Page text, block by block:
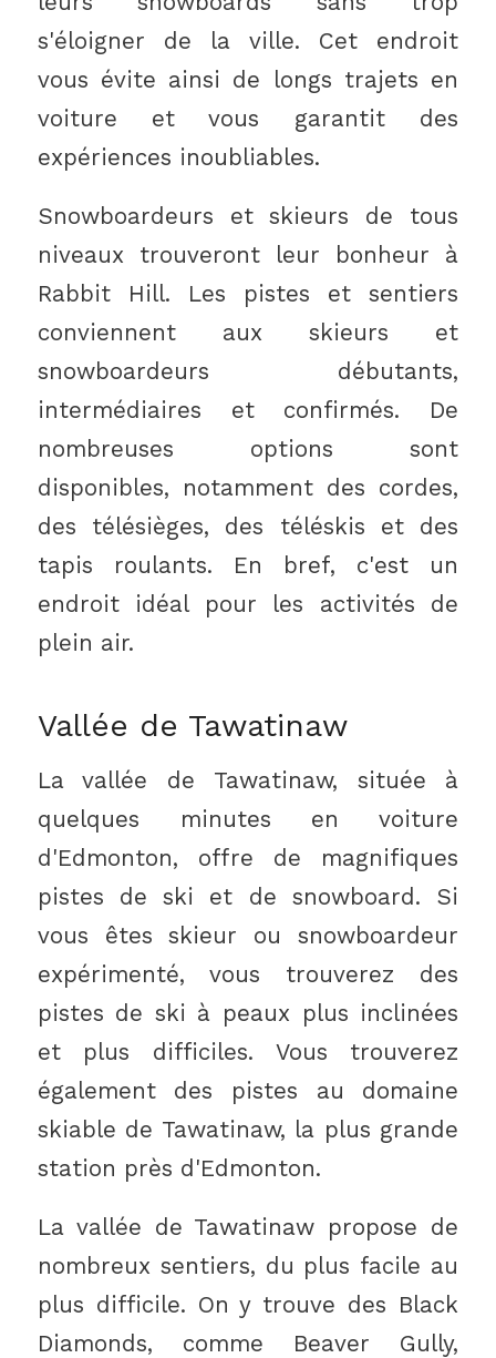
s'éloigner de la ville. Cet endroit
vous évite ainsi de longs trajets en
voiture et vous garantit des
expériences inoubliables.
Snowboardeurs et skieurs de tous
niveaux trouveront leur bonheur à
Rabbit Hill. Les pistes et sentiers
conviennent aux skieurs et
snowboardeurs débutants,
intermédiaires et confirmés. De
nombreuses options sont
disponibles, notamment des cordes,
des télésièges, des téléskis et des
tapis roulants. En bref, c'est un
endroit idéal pour les activités de
plein air.
Vallée de Tawatinaw
La vallée de Tawatinaw, située à
quelques minutes en voiture
d'Edmonton, offre de magnifiques
pistes de ski et de snowboard. Si
vous êtes skieur ou snowboardeur
expérimenté, vous trouverez des
pistes de ski à peaux plus inclinées
et plus difficiles. Vous trouverez
également des pistes au domaine
skiable de Tawatinaw, la plus grande
station près d'Edmonton.
La vallée de Tawatinaw propose de
nombreux sentiers, du plus facile au
plus difficile. On y trouve des Black
Diamonds, comme Beaver Gully,